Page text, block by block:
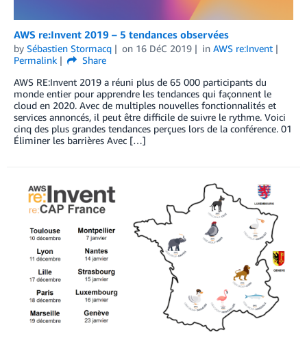
AWS re:Invent 2019 – 5 tendances observées
by Sébastien Stormacq on 16 DéC 2019 in AWS re:Invent
Permalink
Share
AWS RE:Invent 2019 a réuni plus de 65 000 participants du
monde entier pour apprendre les tendances qui façonnent le
cloud en 2020. Avec de multiples nouvelles fonctionnalités et
services annoncés, il peut être difficile de suivre le rythme. Voici
cinq des plus grandes tendances perçues lors de la conférence. 01
Éliminer les barrières Avec […]